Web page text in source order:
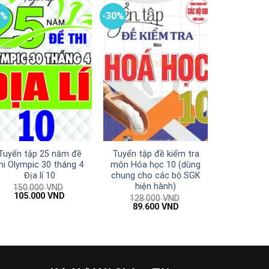
tập 25 năm đề
Olympic 30 tháng 4
Địa lí 10
150.000VND
Giá
105.000VND
-30%
Tuyển tập đề kiểm tra
môn Hóa học 10 (dùng
chung cho các bộ SGK
hiện hành)
128.000VND
Giá
89.600 VNDGiá